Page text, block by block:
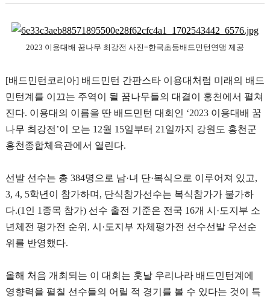
턴
본
2023 이용대배 꿈나무 최강전 사진=한국초등배드민턴연맹 제공
[배드민턴코리아] 배드민턴 간판스타 이용대처럼 미래의 배드
민턴계를 이끄는 주역이 될 꿈나무들의 대결이 홍천에서 펼쳐
진다. 이용대의 이름을 딴 배드민턴 대회인 ‘2023 이용대배 꿈
나무 최강전 ’이 오는 12월 15일부터 21 일까지 강원도 홍천군
홍천종합체육관에서 열린다.
선발 선수는 총 384명으로 남·녀 단·복식으로 이루어져 있고,
3, 4, 5학년이 참가하며 , 단식참가선수는 복식참가가 불가하
다.(1 인 1 종목 참가) 선수 출전 기준은 전국 16개 시 · 도지부 소
년체전 평가전 순위 , 시 · 도지부 자체평가전 선수선발 우선순
위를 반영했다.
올해 처음 개최되는 이 대회는 훗날 우리나라 배드민턴계에
영향력을 펼칠 선수들의 어릴 적 경기를 볼 수 있다는 것이 특